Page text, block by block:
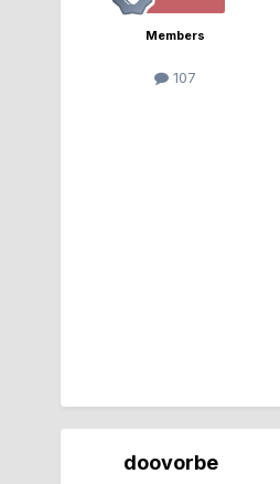
Members
107
doovorbe